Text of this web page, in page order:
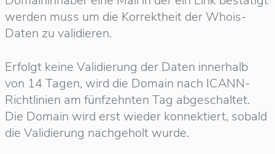
werden muss um die Korrektheit der Whois-
Daten zu validieren.
Erfolgt keine Validierung der Daten innerhalb
von 14 Tagen, wird die Domain nach ICANN-
Richtlinien am fünfzehnten Tag abgeschaltet.
Die Domain wird erst wieder konnektiert, sobald
die Validierung nachgeholt wurde.